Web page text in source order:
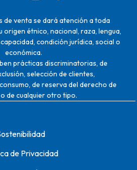
de venta se dará atención a toda
étnico, nacional, raza, lengua,
condición jurídica, social o
económica.
prácticas discriminatorias, de
selección de clientes,
de reserva del derecho de
de cualquier otro tipo.
de Privacidad